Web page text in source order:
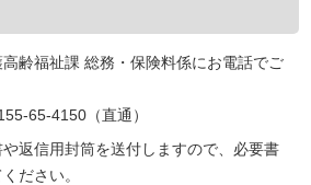
齢福祉課 総務・保険料係にお電話でご
65-4150（直通）
返信用封筒を送付しますので、必要書
ださい。